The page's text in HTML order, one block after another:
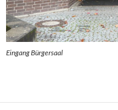
Eingang Bürgersaal